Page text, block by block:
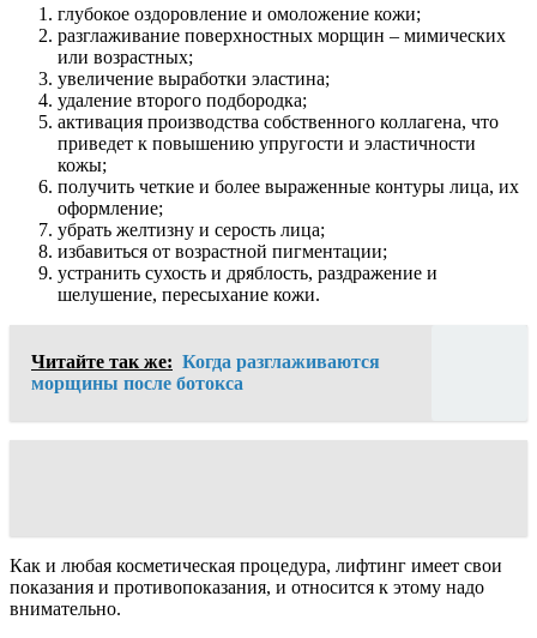
глубокое оздоровление и омоложение кожи;
разглаживание поверхностных морщин – мимических
или возрастных;
увеличение выработки эластина;
удаление второго подбородка;
активация производства собственного коллагена, что
приведет к повышению упругости и эластичности
кожы;
получить четкие и более выраженные контуры лица, их
оформление;
убрать желтизну и серость лица;
избавиться от возрастной пигментации;
устранить сухость и дряблость, раздражение и
шелушение, пересыхание кожи.
Читайте так же: Когда разглаживаются
морщины после ботокса
Как и любая косметическая процедура, лифтинг имеет свои
показания и противопоказания, и относится к этому надо
внимательно.